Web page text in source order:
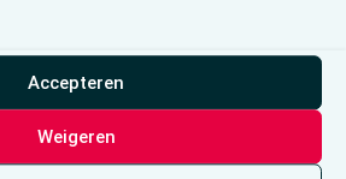
Accepteren
Weigeren
workshop ontdek je hoe je die voordelen